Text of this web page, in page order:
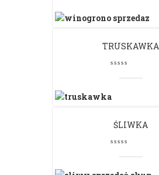
TRUSKAWKA
ŚLIWKA